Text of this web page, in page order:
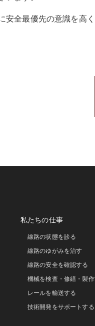
安全最優先の意識を高
私たちの仕事
線路の状態を診る
線路のゆがみを治す
線路の安全を確認する
機械を検査・修繕・製
レールを輸送する
技術開発をサポートする